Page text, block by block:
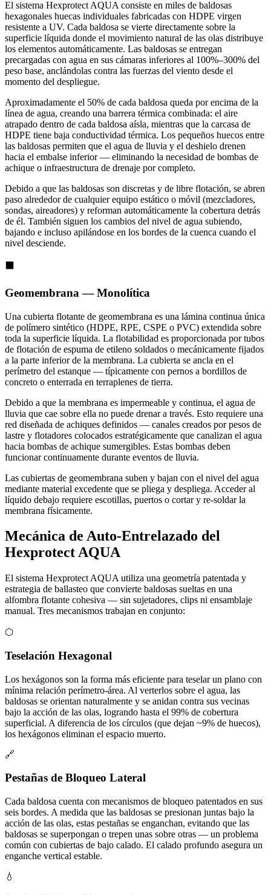
El sistema Hexprotect AQUA consiste en miles de baldosas
hexagonales huecas individuales fabricadas con HDPE virgen
resistente a UV. Cada baldosa se vierte directamente sobre la
superficie líquida donde el movimiento natural de las olas distribuye
los elementos automáticamente. Las baldosas se entregan
precargadas con agua en sus cámaras inferiores al 100%–300% del
peso base, anclándolas contra las fuerzas del viento desde el
momento del despliegue.
Aproximadamente el 50% de cada baldosa queda por encima de la
línea de agua, creando una barrera térmica combinada: el aire
atrapado dentro de cada baldosa aísla, mientras que la carcasa de
HDPE tiene baja conductividad térmica. Los pequeños huecos entre
las baldosas permiten que el agua de lluvia y el deshielo drenen
hacia el embalse inferior — eliminando la necesidad de bombas de
achique o infraestructura de drenaje por completo.
Debido a que las baldosas son discretas y de libre flotación, se abren
paso alrededor de cualquier equipo estático o móvil (mezcladores,
sondas, aireadores) y reforman automáticamente la cobertura detrás
de él. También siguen los cambios del nivel de agua subiendo,
bajando e incluso apilándose en los bordes de la cuenca cuando el
nivel desciende.
Geomembrana — Monolítica
Una cubierta flotante de geomembrana es una lámina continua única
de polímero sintético (HDPE, RPE, CSPE o PVC) extendida sobre
toda la superficie líquida. La flotabilidad es proporcionada por tubos
de flotación de espuma de etileno soldados o mecánicamente fijados
a la parte inferior de la membrana. La cubierta se ancla en el
perímetro del estanque — típicamente con pernos a bordillos de
concreto o enterrada en terraplenes de tierra.
Debido a que la membrana es impermeable y continua, el agua de
lluvia que cae sobre ella no puede drenar a través. Esto requiere una
red diseñada de achiques definidos — canales creados por pesos de
lastre y flotadores colocados estratégicamente que canalizan el agua
hacia bombas de achique sumergibles. Estas bombas deben
funcionar continuamente durante eventos de lluvia.
Las cubiertas de geomembrana suben y bajan con el nivel del agua
mediante material excedente que se pliega y despliega. Acceder al
líquido debajo requiere escotillas, puertos o cortar y re-soldar la
membrana físicamente.
Mecánica de Auto-Entrelazado del
Hexprotect AQUA
El sistema Hexprotect AQUA utiliza una geometría patentada y
estrategia de ballasteo que convierte baldosas sueltas en una
alfombra flotante cohesiva — sin sujetadores, clips ni ensamblaje
manual. Tres mecanismos trabajan en conjunto:
⬡
Teselación Hexagonal
Los hexágonos son la forma más eficiente para teselar un plano con
mínima relación perímetro-área. Al verterlos sobre el agua, las
baldosas se orientan naturalmente y se anidan contra sus vecinas
bajo la acción de las olas, logrando hasta el 99% de cobertura
superficial. A diferencia de los círculos (que dejan ~9% de huecos),
los hexágonos eliminan el espacio muerto.
🔗
Pestañas de Bloqueo Lateral
Cada baldosa cuenta con mecanismos de bloqueo patentados en sus
seis bordes. A medida que las baldosas se presionan juntas bajo la
acción de las olas, estas pestañas se enganchan, evitando que las
baldosas se superpongan o trepen unas sobre otras — un problema
común con cubiertas de bajo calado. El calado profundo asegura un
enganche vertical estable.
💧